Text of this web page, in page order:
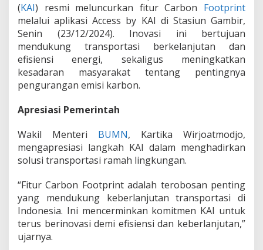
p
r
i
n
t
,
S
o
u
s
T
r
a
s
p
o
r
t
(KAI) resmi meluncurkan fitur Carbon Footprint
melalui aplikasi Access by KAI di Stasiun Gambir,
Senin (23/12/2024). Inovasi ini bertujuan
mendukung transportasi berkelanjutan dan
efisiensi energi, sekaligus meningkatkan
kesadaran masyarakat tentang pentingnya
pengurangan emisi karbon.
Apresiasi Pemerintah
Wakil Menteri BUMN, Kartika Wirjoatmodjo,
mengapresiasi langkah KAI dalam menghadirkan
solusi transportasi ramah lingkungan.
“Fitur Carbon Footprint adalah terobosan penting
yang mendukung keberlanjutan transportasi di
Indonesia. Ini mencerminkan komitmen KAI untuk
terus berinovasi demi efisiensi dan keberlanjutan,”
ujarnya.